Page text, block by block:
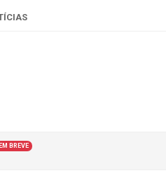
EM BREVE